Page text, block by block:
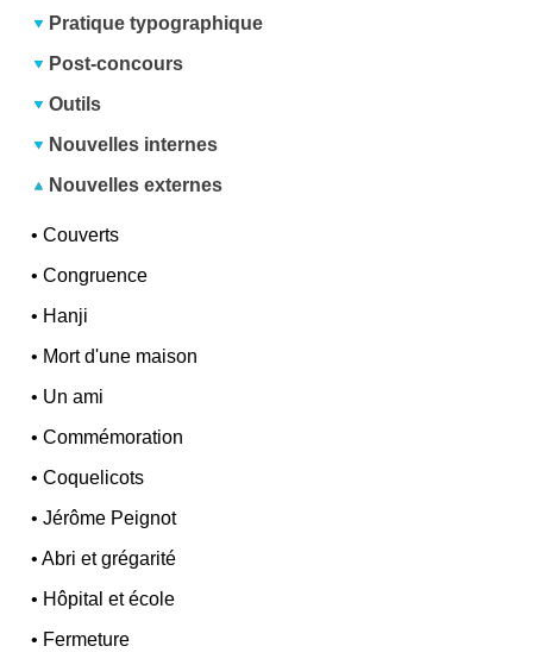
Pratique typographique
Post-concours
Outils
Nouvelles internes
Nouvelles externes
•Couverts
•Congruence
• Hanji
• Mort d'une maison
• Un ami
•Commémoration
•Coquelicots
•Jérôme Peignot
•Abri et grégarité
• Hôpital et école
• Fermeture